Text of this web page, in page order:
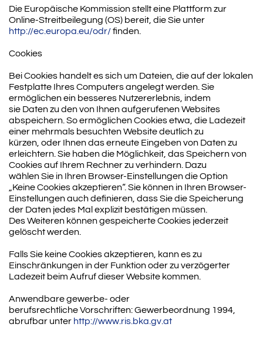
Die Europäische Kommission stellt eine Plattform zur
Online-Streitbeilegung (OS) bereit, die Sie unter
http://ec.europa.eu/odr/finden.
Cookies
Bei Cookies handelt es sich um Dateien, die auf der lokalen
Festplatte Ihres Computers angelegt werden. Sie
ermöglichen ein besseres Nutzererlebnis, indem
sie Daten zu den von Ihnen aufgerufenen Websites
abspeichern. So ermöglichen Cookies etwa, die Ladezeit
einer mehrmals besuchten Website deutlich zu
kürzen, oder Ihnen das erneute Eingeben von Daten zu
erleichtern. Sie haben die Möglichkeit, das Speichern von
Cookies auf Ihrem Rechner zu verhindern. Dazu
wählen Sie in Ihren Browser-Einstellungen die Option
„Keine Cookies akzeptieren“. Sie können in Ihren Browser-
Einstellungen auch definieren, dass Sie die Speicherung
der Daten jedes Mal explizit bestätigen müssen.
Des Weiteren können gespeicherte Cookies jederzeit
gelöscht werden.
Falls Sie keine Cookies akzeptieren, kann es zu
Einschränkungen in der Funktion oder zu verzögerter
Ladezeit beim Aufruf dieser Website kommen.
Anwendbare gewerbe- oder
berufsrechtliche Vorschriften: Gewerbeordnung 1994,
abrufbar unter http://www.ris.bka.gv.at